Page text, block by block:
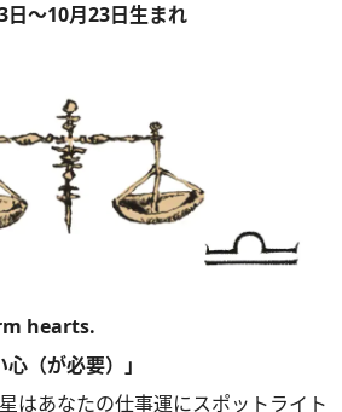
日～10月23日生まれ
hearts.
（が必要）」
はあなたの仕事運にスポットライト